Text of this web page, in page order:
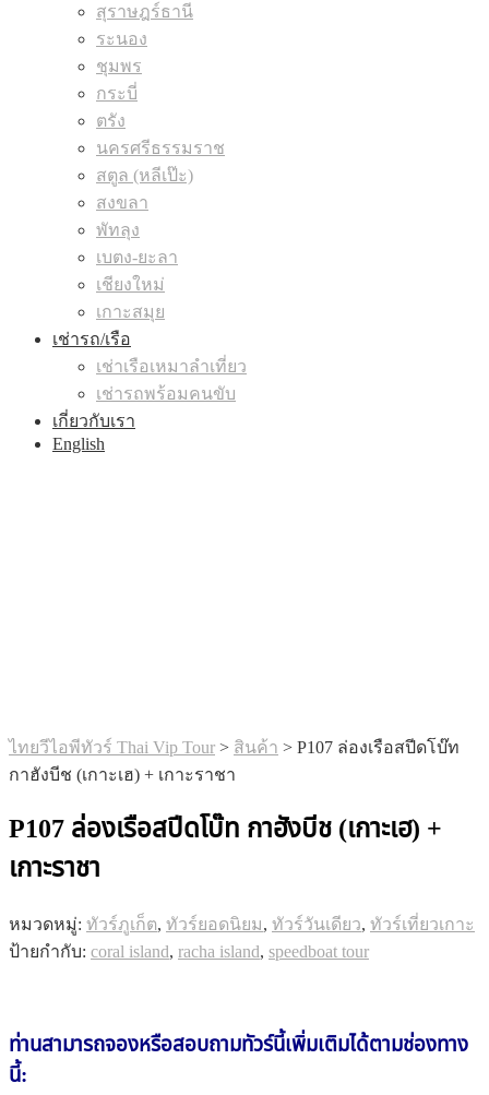
สุราษฎร์ธานี
ระนอง
ชุมพร
กระบี่
ตรัง
นครศรีธรรมราช
สตูล (หลีเป๊ะ)
สงขลา
พัทลุง
เบตง-ยะลา
เชียงใหม่
เกาะสมุย
เช่ารถ/เรือ
เช่าเรือเหมาลำเที่ยว
เช่ารถพร้อมคนขับ
เกี่ยวกับเรา
English
ไทยวีไอพีทัวร์ Thai Vip Tour > สินค้า > P107 ล่องเรือสปีดโบ๊ท
กาฮังบีช (เกาะเฮ) + เกาะราชา
P107 ล่องเรือสปีดโบ๊ท กาฮังบีช (เกาะเฮ) +
เกาะราชา
หมวดหมู่: ทัวร์ภูเก็ต, ทัวร์ยอดนิยม, ทัวร์วันเดียว, ทัวร์เที่ยวเกาะ
ป้ายกำกับ: coral island, racha island, speedboat tour
ท่านสามารถจองหรือสอบถามทัวร์นี้เพิ่มเติมได้ตามช่องทาง
นี้: